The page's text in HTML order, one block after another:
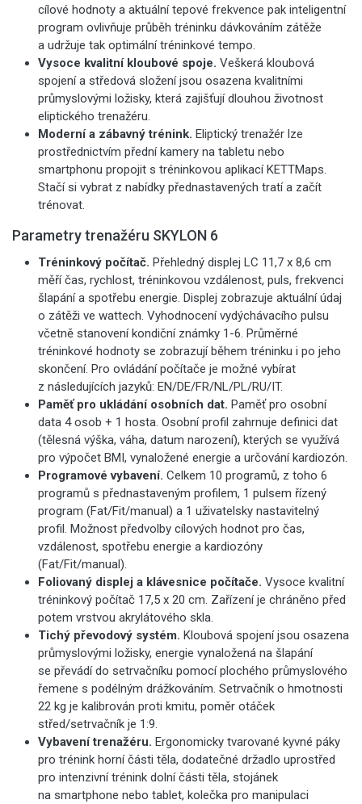
cílové hodnoty a aktuální tepové frekvence pak inteligentní
program ovlivňuje průběh tréninku dávkováním zátěže
a udržuje tak optimální tréninkové tempo.
Vysoce kvalitní kloubové spoje. Veškerá kloubová
spojení a středová složení jsou osazena kvalitními
průmyslovými ložisky, která zajišťují dlouhou životnost
eliptického trenažéru.
Moderní a zábavný trénink. Eliptický trenažér lze
prostřednictvím přední kamery na tabletu nebo
smartphonu propojit s tréninkovou aplikací KETTMaps.
Stačí si vybrat z nabídky přednastavených tratí a začít
trénovat.
Parametry trenažéru SKYLON 6
Tréninkový počítač. Přehledný displej LC 11,7 x 8,6 cm
měří čas, rychlost, tréninkovou vzdálenost, puls, frekvenci
šlapání a spotřebu energie. Displej zobrazuje aktuální údaj
o zátěži ve wattech. Vyhodnocení vydýchávacího pulsu
včetně stanovení kondiční známky 1-6. Průměrné
tréninkové hodnoty se zobrazují během tréninku i po jeho
skončení. Pro ovládání počítače je možné vybírat
z následujících jazyků: EN/DE/FR/NL/PL/RU/IT.
Paměť pro ukládání osobních dat. Paměť pro osobní
data 4 osob + 1 hosta. Osobní profil zahrnuje definici dat
(tělesná výška, váha, datum narození), kterých se využívá
pro výpočet BMI, vynaložené energie a určování kardiozón.
Programové vybavení. Celkem 10 programů, z toho 6
programů s přednastaveným profilem, 1 pulsem řízený
program (Fat/Fit/manual) a 1 uživatelsky nastavitelný
profil. Možnost předvolby cílových hodnot pro čas,
vzdálenost, spotřebu energie a kardiozóny
(Fat/Fit/manual).
Foliovaný displej a klávesnice počítače. Vysoce kvalitní
tréninkový počítač 17,5 x 20 cm. Zařízení je chráněno před
potem vrstvou akrylátového skla.
Tichý převodový systém. Kloubová spojení jsou osazena
průmyslovými ložisky, energie vynaložená na šlapání
se převádí do setrvačníku pomocí plochého průmyslového
řemene s podélným drážkováním. Setrvačník o hmotnosti
22 kg je kalibrován proti kmitu, poměr otáček
střed/setrvačník je 1:9.
Vybavení trenažéru. Ergonomicky tvarované kyvné páky
pro trénink horní části těla, dodatečné držadlo uprostřed
pro intenzivní trénink dolní části těla, stojánek
na smartphone nebo tablet, kolečka pro manipulaci